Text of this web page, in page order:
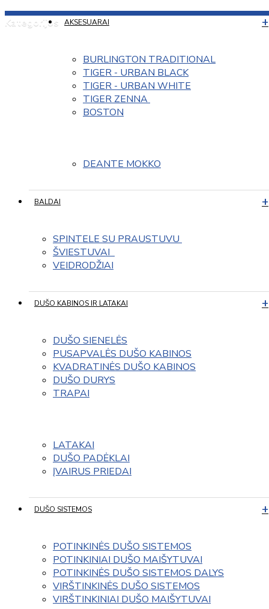
Kategorijos AKSESUARAI
BURLINGTON TRADITIONAL
TIGER - URBAN BLACK
TIGER - URBAN WHITE
TIGER ZENNA
BOSTON
DEANTE MOKKO
BALDAI
SPINTELE SU PRAUSTUVU
ŠVIESTUVAI
VEIDRODŽIAI
DUŠO KABINOS IR LATAKAI
DUŠO SIENELĖS
PUSAPVALĖS DUŠO KABINOS
KVADRATINĖS DUŠO KABINOS
DUŠO DURYS
TRAPAI
LATAKAI
DUŠO PADĖKLAI
ĮVAIRUS PRIEDAI
DUŠO SISTEMOS
POTINKINĖS DUŠO SISTEMOS
POTINKINIAI DUŠO MAIŠYTUVAI
POTINKINĖS DUŠO SISTEMOS DALYS
VIRŠTINKINĖS DUŠO SISTEMOS
VIRŠTINKINIAI DUŠO MAIŠYTUVAI